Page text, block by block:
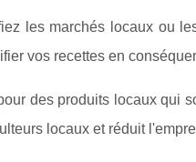
les marchés locaux ou
vos recettes en
des produits locaux qui
locaux et réduit